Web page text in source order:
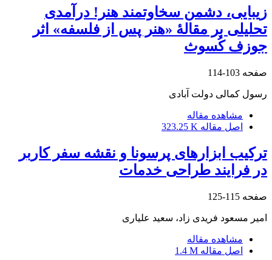
زیبایی، دشمن سخاوتمند هنر! درآمدی
تحلیلی بر مقالۀ «هنر پس از فلسفه» اثر
جوزف کُسوث
صفحه 103-114
رسول کمالی دولت آبادی
مشاهده مقاله
اصل مقاله 323.25 K
ترکیب ابزارهای پرسونا و نقشه سفر کاربر
در فرایند طراحی خدمات
صفحه 115-125
امیر مسعود فریدی زاد، سعید علیاری
مشاهده مقاله
اصل مقاله 1.4 M